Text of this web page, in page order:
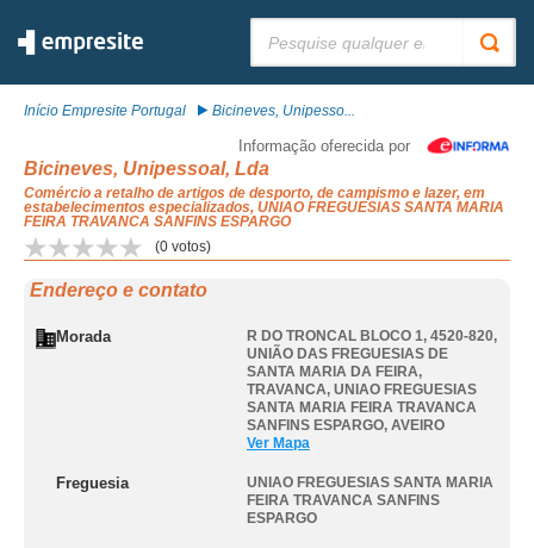
Início Empresite Portugal Bicineves, Unipesso...
Informação oferecida por
Bicineves, Unipessoal, Lda
Comércio a retalho de artigos de desporto, de campismo e lazer, em
estabelecimentos especializados, UNIAO FREGUESIAS SANTA MARIA
FEIRA TRAVANCA SANFINS ESPARGO
(0 votos)
Endereço e contato
Morada
R DO TRONCAL BLOCO 1, 4520-820,
UNIÃO DAS FREGUESIAS DE
SANTA MARIA DA FEIRA,
TRAVANCA, UNIAO FREGUESIAS
SANTA MARIA FEIRA TRAVANCA
SANFINS ESPARGO, AVEIRO
Ver Mapa
Freguesia
UNIAO FREGUESIAS SANTA MARIA
FEIRA TRAVANCA SANFINS
ESPARGO